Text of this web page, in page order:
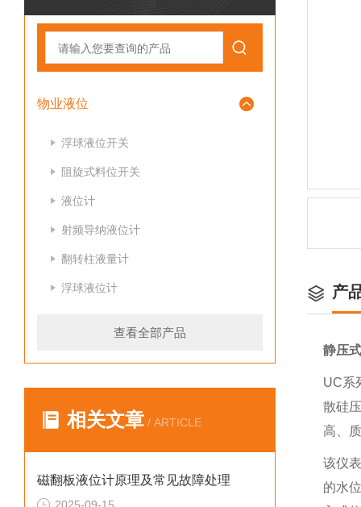
物业液位
浮球液位开关
阻旋式料位开关
液位计
射频导纳液位计
翻转柱液量计
浮球液位计
查看全部产品
相关文章 / ARTICLE
磁翻板液位计原理及常见故障处理
产
静压
UC系
散硅
高、
该仪
的水